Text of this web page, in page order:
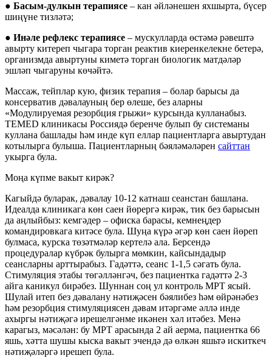
● Басым-дулкын терапиясе – кан әйләнешен яхшырта, бүсер
шиңүне тизләтә;
● Инәле рефлекс терапиясе – мускулларда өстәмә рәвештә
авырту китереп чыгара торган реактив киеренкелекне бетерә,
организмда авыртуны киметә торган биологик матдәләр
эшләп чыгаруны көчәйтә.
Массаж, тейплар кую, физик терапия – болар барысы да
консерватив дәвалауның бер өлеше, без аларны
«Модулируемая резорбция грыжи» курсында кулланабыз.
TEMED клиникасы Россиядә беренче булып бу системаны
куллана башлады һәм инде күп еллар пациентларга авыртудан
котылырга булыша. Пациентларның бәяләмәләрен сайттан
укырга була.
Моңа күпме вакыт кирәк?
Кагыйдә буларак, дәвалау 10-12 катнаш сеанстан башлана.
Идеалда клиникага көн саен йөрергә кирәк, тик без барысын
да аңлыйбыз: кемгәдер – офиска барасы, кемнеңдер
командировкага китәсе була. Шуңа күрә әгәр көн саен йөреп
булмаса, курска төзәтмәләр кертелә ала. Берсендә
процедуралар күбрәк булырга мөмкин, кайсындадыр
сеансларны арттырабыз. Гадәттә, сеанс 1-1,5 сәгать була.
Стимуляция этабы төгәлләнгәч, без пациентка гадәттә 2-3
айга каникул бирәбез. Шуннан соң ул контроль МРТ ясый.
Шулай итеп без дәвалану нәтиҗәсен бәялибез һәм өйрәнәбез
һәм резорбция стимуляциясен дәвам итәргәме әллә инде
ахыргы нәтиҗәгә ирешелгәнме икәнен хәл итәбез. Менә
карагыз, мәсәлән: бу МРТ арасында 2 ай аерма, пациентка 66
яшь, хәтта шушы кыска вакыт эчендә дә өлкән яшьтә искиткеч
нәтиҗәләргә ирешеп була.